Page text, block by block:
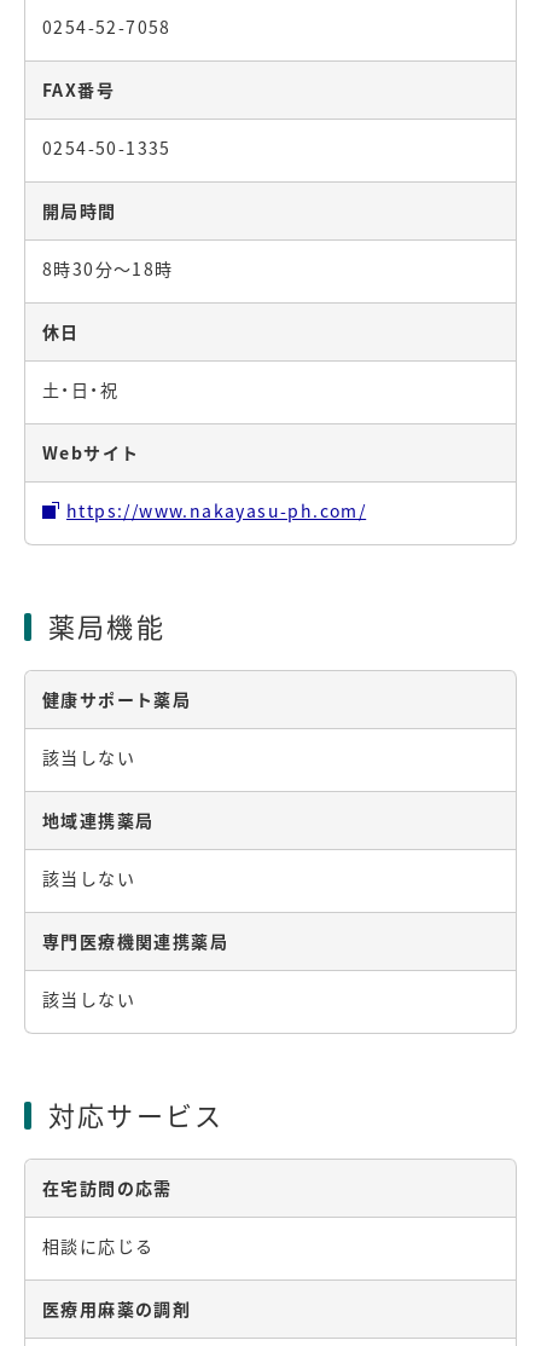
0254-52-7058
FAX番号
0254-50-1335
開局時間
8時30分～18時
休日
土・日・祝
Webサイト
https://www.nakayasu-ph.com/
薬局機能
健康サポート薬局
該当しない
地域連携薬局
該当しない
専門医療機関連携薬局
該当しない
対応サービス
在宅訪問の応需
相談に応じる
医療用麻薬の調剤